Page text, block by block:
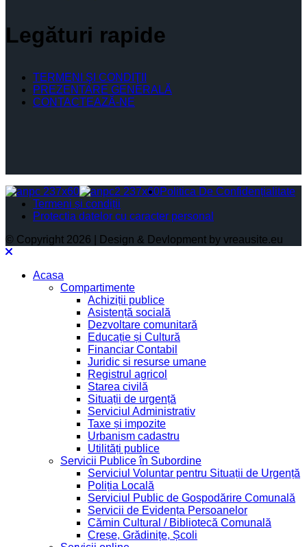
Legături rapide
TERMENI ŞI CONDIŢII
PREZENTARE GENERALĂ
CONTACTEAZĂ-NE
Politica De Confidențialitate
Termeni și condiții
Protectia datelor cu caracter personal
© Copyright 2026 | Design & Devlopment by vreausite.eu
Acasa
Compartimente
Achiziții publice
Asistență socială
Dezvoltare comunitară
Educație și Cultură
Financiar Contabil
Juridic si resurse umane
Registrul agricol
Starea civilă
Situații de urgență
Serviciul Administrativ
Taxe și impozite
Urbanism cadastru
Utilități publice
Servicii Publice în Subordine
Serviciul Voluntar pentru Situații de Urgență
Poliția Locală
Serviciul Public de Gospodărire Comunală
Servicii de Evidența Persoanelor
Cămin Cultural / Bibliotecă Comunală
Creșe, Grădinițe, Școli